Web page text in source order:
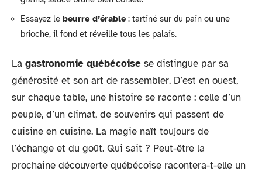
Essayez le beurre d’érable: tartiné sur du pain ou une
brioche, il fond et réveille tous les palais.
La gastronomie québécoise se distingue par sa
générosité et son art de rassembler. D’est en ouest,
sur chaque table, une histoire se raconte : celle d’un
peuple, d’un climat, de souvenirs qui passent de
cuisine en cuisine. La magie naît toujours de
l’échange et du goût. Qui sait ? Peut-être la
prochaine découverte québécoise racontera-t-elle un